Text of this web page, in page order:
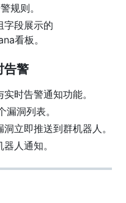
规则。
字段展示的
看板。
告警
时告警通知功能。
洞列表。
立即推送到群机器人。
人通知。